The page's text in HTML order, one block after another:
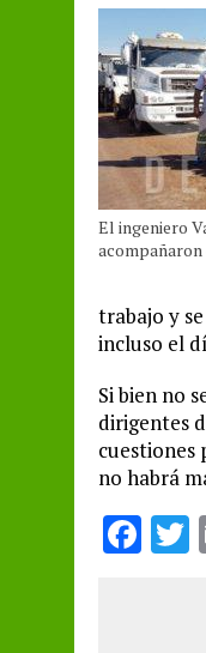
El ingeniero
trabajo y
incluso el
Si bien no
dirigentes
cuestiones
no habrá
F